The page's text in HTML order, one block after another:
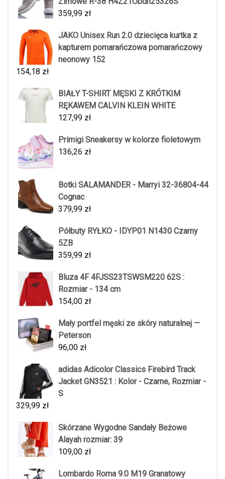
359,99 zł
JAKO Unisex Run 2.0 dziecięca kurtka z
kapturem pomarańczowa pomarańczowy
neonowy 152
154,18 zł
BIAŁY T-SHIRT MĘSKI Z KRÓTKIM
RĘKAWEM CALVIN KLEIN WHITE
127,99 zł
Primigi Sneakersy w kolorze fioletowym
136,26 zł
Botki SALAMANDER - Marryi 32-36804-44
Cognac
379,99 zł
Półbuty RYŁKO - IDYP01 N1430 Czarny
5ZB
359,99 zł
Bluza 4F 4FJSS23TSWSM220 62S :
Rozmiar - 134 cm
154,00 zł
Mały portfel męski ze skóry naturalnej —
Peterson
96,00 zł
adidas Adicolor Classics Firebird Track
Jacket GN3521 : Kolor - Czarne, Rozmiar -
S
329,99 zł
Skórzane Wygodne Sandały Beżowe
Alayah rozmiar: 39
109,00 zł
Lombardo Roma 9.0 M19 Granatowy